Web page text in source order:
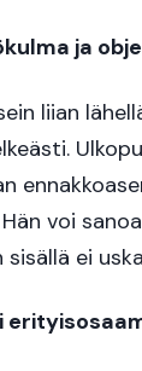
ja
liian
voi
ei